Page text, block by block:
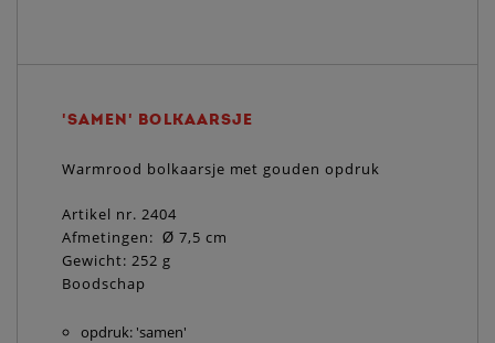
'SAMEN' BOLKAARSJE
Warmrood bolkaarsje met gouden opdruk
Artikel nr. 2404
Afmetingen: Ø 7,5 cm
Gewicht: 252 g
Boodschap
opdruk: 'samen'